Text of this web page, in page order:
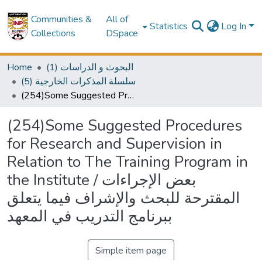
Communities &
Collections
All of
DSpace
Statistics Log In
Home
(1) البحوث و الدراسات
(5) سلسلة المذكرات الخارجية
(254)Some Suggested Procedures for Research and Supervision in Relation to The Training Program in the Institute / بعض الإجراءات المقترحة للبحث والإشراف فيما يتعلق ببرنامج التدريب في المعهد
(254)Some Suggested Procedures
for Research and Supervision in
Relation to The Training Program in
the Institute / بعض الإجراءات
المقترحة للبحث والإشراف فيما يتعلق
ببرنامج التدريب في المعهد
Simple item page